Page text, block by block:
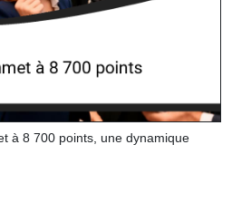
à 8 700 points, une dynamique